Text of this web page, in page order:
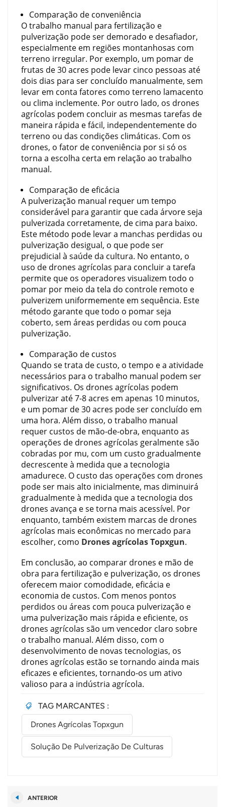
Comparação de conveniência
O trabalho manual para fertilização e
pulverização pode ser demorado e desafiador,
especialmente em regiões montanhosas com
terreno irregular. Por exemplo, um pomar de
frutas de 30 acres pode levar cinco pessoas até
dois dias para ser concluído manualmente, sem
levar em conta fatores como terreno lamacento
ou clima inclemente. Por outro lado, os drones
agrícolas podem concluir as mesmas tarefas de
maneira rápida e fácil, independentemente do
terreno ou das condições climáticas. Com os
drones, o fator de conveniência por si só os
torna a escolha certa em relação ao trabalho
manual.
Comparação de eficácia
A pulverização manual requer um tempo
considerável para garantir que cada árvore seja
pulverizada corretamente, de cima para baixo.
Este método pode levar a manchas perdidas ou
pulverização desigual, o que pode ser
prejudicial à saúde da cultura. No entanto, o
uso de drones agrícolas para concluir a tarefa
permite que os operadores visualizem todo o
pomar por meio da tela do controle remoto e
pulverizem uniformemente em sequência. Este
método garante que todo o pomar seja
coberto, sem áreas perdidas ou com pouca
pulverização.
Comparação de custos
Quando se trata de custo, o tempo e a atividade
necessários para o trabalho manual podem ser
significativos. Os drones agrícolas podem
pulverizar até 7-8 acres em apenas 10 minutos,
e um pomar de 30 acres pode ser concluído em
uma hora. Além disso, o trabalho manual
requer custos de mão-de-obra, enquanto as
operações de drones agrícolas geralmente são
cobradas por mu, com um custo gradualmente
decrescente à medida que a tecnologia
amadurece. O custo das operações com drones
pode ser mais alto inicialmente, mas diminuirá
gradualmente à medida que a tecnologia dos
drones avança e se torna mais acessível. Por
enquanto, também existem marcas de drones
agrícolas mais econômicas no mercado para
escolher, como Drones agrícolas Topxgun.
Em conclusão, ao comparar drones e mão de
obra para fertilização e pulverização, os drones
oferecem maior comodidade, eficácia e
economia de custos. Com menos pontos
perdidos ou áreas com pouca pulverização e
uma pulverização mais rápida e eficiente, os
drones agrícolas são um vencedor claro sobre
o trabalho manual. Além disso, com o
desenvolvimento de novas tecnologias, os
drones agrícolas estão se tornando ainda mais
eficazes e eficientes, tornando-os um ativo
valioso para a indústria agrícola.
TAG MARCANTES :
Drones Agrícolas Topxgun
Solução De Pulverização De Culturas
ANTERIOR